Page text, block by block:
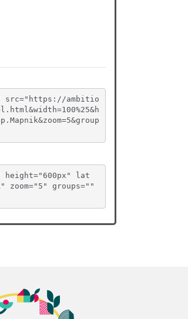
src="https://ambitio
height="600px" lat
zoom="5" groups=""